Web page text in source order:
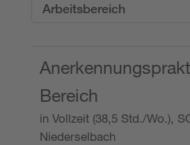
Arbeitsbereich
Bereich
in Vollzeit (38,5 Std./Wo.),
Niederselbach